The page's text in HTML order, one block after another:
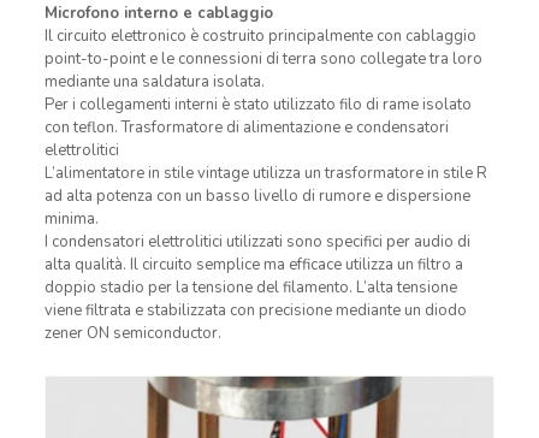
Microfono interno e cablaggio
Il circuito elettronico è costruito principalmente con cablaggio
point-to-point e le connessioni di terra sono collegate tra loro
mediante una saldatura isolata.
Per i collegamenti interni è stato utilizzato filo di rame isolato
con teflon. Trasformatore di alimentazione e condensatori
elettrolitici
L’alimentatore in stile vintage utilizza un trasformatore in stile R
ad alta potenza con un basso livello di rumore e dispersione
minima.
I condensatori elettrolitici utilizzati sono specifici per audio di
alta qualità. Il circuito semplice ma efficace utilizza un filtro a
doppio stadio per la tensione del filamento. L’alta tensione
viene filtrata e stabilizzata con precisione mediante un diodo
zener ON semiconductor.